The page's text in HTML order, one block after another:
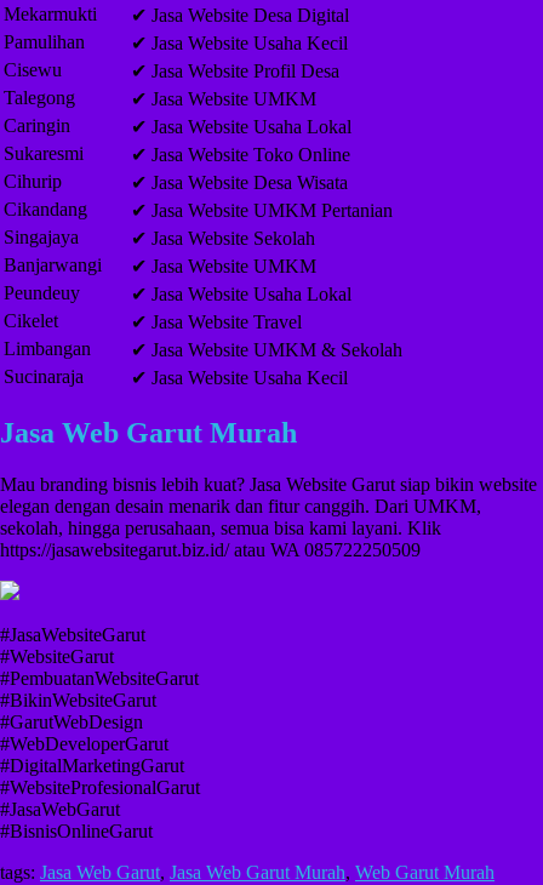
Mekarmukti
✔ Jasa Website Desa Digital
Pamulihan
✔ Jasa Website Usaha Kecil
Cisewu
✔ Jasa Website Profil Desa
Talegong
✔ Jasa Website UMKM
Caringin
✔ Jasa Website Usaha Lokal
Sukaresmi
✔ Jasa Website Toko Online
Cihurip
✔ Jasa Website Desa Wisata
Cikandang
✔ Jasa Website UMKM Pertanian
Singajaya
✔ Jasa Website Sekolah
Banjarwangi
✔ Jasa Website UMKM
Peundeuy
✔ Jasa Website Usaha Lokal
Cikelet
✔ Jasa Website Travel
Limbangan
✔ Jasa Website UMKM & Sekolah
Sucinaraja
✔ Jasa Website Usaha Kecil
Jasa Web Garut Murah
Mau branding bisnis lebih kuat? Jasa Website Garut siap bikin website
elegan dengan desain menarik dan fitur canggih. Dari UMKM,
sekolah, hingga perusahaan, semua bisa kami layani. Klik
https://jasawebsitegarut.biz.id/ atau WA 085722250509
#JasaWebsiteGarut
#WebsiteGarut
#PembuatanWebsiteGarut
#BikinWebsiteGarut
#GarutWebDesign
#WebDeveloperGarut
#DigitalMarketingGarut
#WebsiteProfesionalGarut
#JasaWebGarut
#BisnisOnlineGarut
tags: Jasa Web Garut, Jasa Web Garut Murah, Web Garut Murah